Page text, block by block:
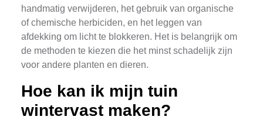
handmatig verwijderen, het gebruik van organische
of chemische herbiciden, en het leggen van
afdekking om licht te blokkeren. Het is belangrijk om
de methoden te kiezen die het minst schadelijk zijn
voor andere planten en dieren.
Hoe kan ik mijn tuin
wintervast maken?